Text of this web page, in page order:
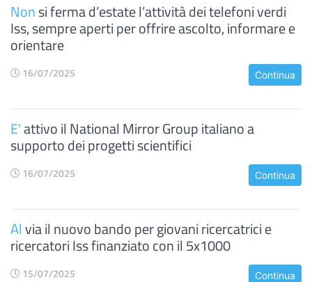
Nonsi ferma d’estate l’attività dei telefoni verdi
Iss, sempre aperti per offrire ascolto, informare e
orientare
16/07/2025 Continua
E'attivo il National Mirror Group italiano a
supporto dei progetti scientifici
16/07/2025 Continua
Alvia il nuovo bando per giovani ricercatrici e
ricercatori Iss finanziato con il 5x1000
15/07/2025 Continua